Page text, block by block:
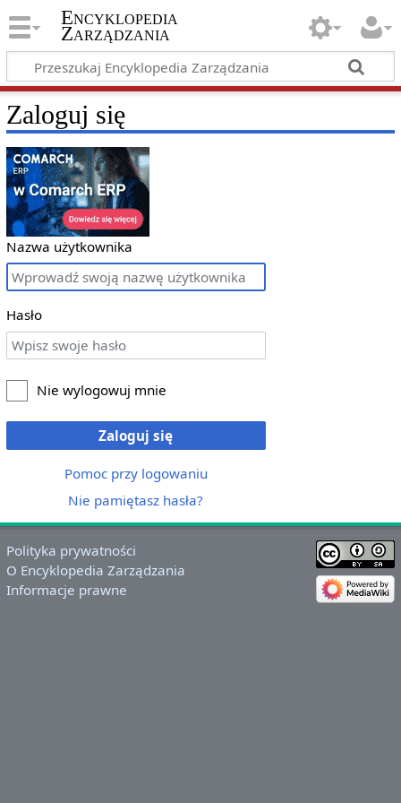
Encyklopedia
Zarządzania
Zaloguj się
Nazwa użytkownika
Hasło
Nie wylogowuj mnie
Zaloguj się
Pomoc przy logowaniu
Nie pamiętasz hasła?
Polityka prywatności
O Encyklopedia Zarządzania
Informacje prawne